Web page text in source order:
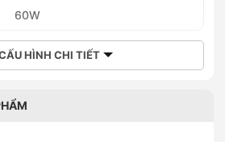
60W
HÌNH CHI TIẾT